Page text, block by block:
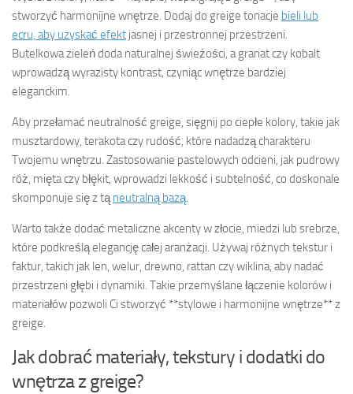
stworzyć harmonijne wnętrze. Dodaj do greige tonacje bieli lub
ecru, aby uzyskać efekt jasnej i przestronnej przestrzeni.
Butelkowa zieleń doda naturalnej świeżości, a granat czy kobalt
wprowadzą wyrazisty kontrast, czyniąc wnętrze bardziej
eleganckim.
Aby przełamać neutralność greige, sięgnij po ciepłe kolory, takie jak
musztardowy, terakota czy rudość, które nadadzą charakteru
Twojemu wnętrzu. Zastosowanie pastelowych odcieni, jak pudrowy
róż, mięta czy błękit, wprowadzi lekkość i subtelność, co doskonale
skomponuje się z tąneutralną bazą.
Warto także dodać metaliczne akcenty w złocie, miedzi lub srebrze,
które podkreślą elegancję całej aranżacji. Używaj różnych tekstur i
faktur, takich jak len, welur, drewno, rattan czy wiklina, aby nadać
przestrzeni głębi i dynamiki. Takie przemyślane łączenie kolorów i
materiałów pozwoli Ci stworzyć **stylowe i harmonijne wnętrze** z
greige.
Jak dobrać materiały, tekstury i dodatki do
wnętrza z greige?